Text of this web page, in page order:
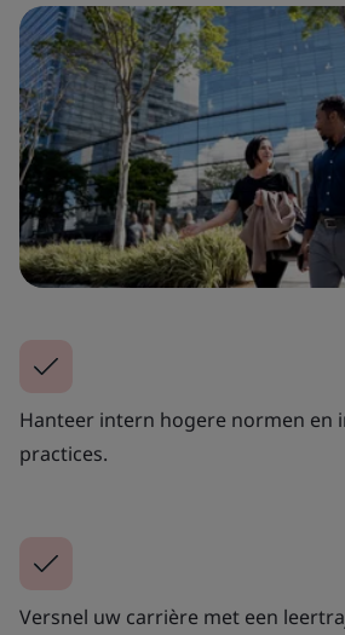
Hanteer intern hogere normen en
practices.
Versnel uw carrière met een